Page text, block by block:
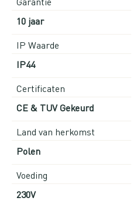
10 jaar
IP Waarde
IP44
Certificaten
CE & TUV Gekeurd
Land van herkomst
Polen
Voeding
230V